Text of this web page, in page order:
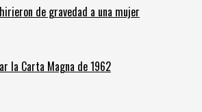
de gravedad a una mujer
la Carta Magna de 1962